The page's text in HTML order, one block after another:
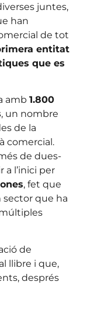
juntes,
han
de tot
entitat
que es
amb 1.800
, un nombre
de la
comercial.
de dues-
a l’inici per
, fet que
sector que ha
de
llibre i que,
després